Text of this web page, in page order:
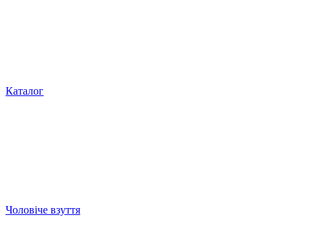
Каталог
Чоловіче взуття